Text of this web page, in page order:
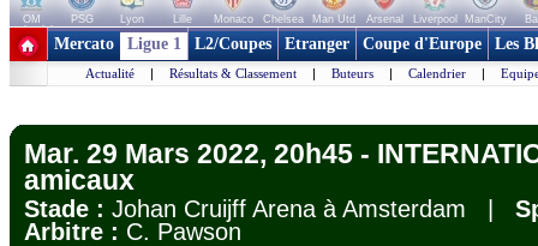
OM PSG Lyon Lille Monaco Chelsea Man Utd Arsenal Liverpool ManCity
+ de clubs
Mercato Ligue 1 L2/Coupes Etranger Coupe d'Europe Les
Actualité | Résultats & Classement | Buteurs | Calendrier |
Mar. 29 Mars 2022, 20h45 -
amicaux
Stade : Johan Cruijff Arena à Amsterdam |
Arbitre : C. Pawson